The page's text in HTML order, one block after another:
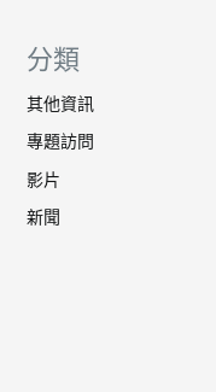
分類
其他資訊
專題訪問
影片
新聞